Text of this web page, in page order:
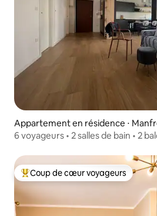
Appartement en résidence ⋅
6 voyageurs • 2 salles de bain • 2
Coups de cœur voyageurs les plus
Coup de cœur voyageurs